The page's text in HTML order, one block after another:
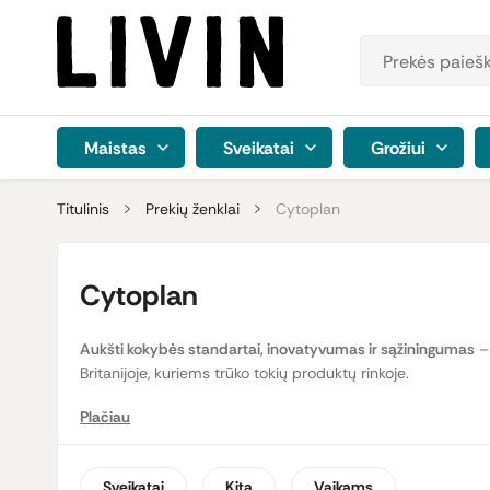
Maistas Sveikatai Grožiui
Titulinis Prekių ženklai Cytoplan
Cytoplan
Aukšti kokybės standartai, inovatyvumas ir sąžiningumas
Britanijoje, kuriems trūko tokių produktų rinkoje.
Moksliniai tyrimai parodo, jog didelė dalis žmonių, deja,
Plačiau